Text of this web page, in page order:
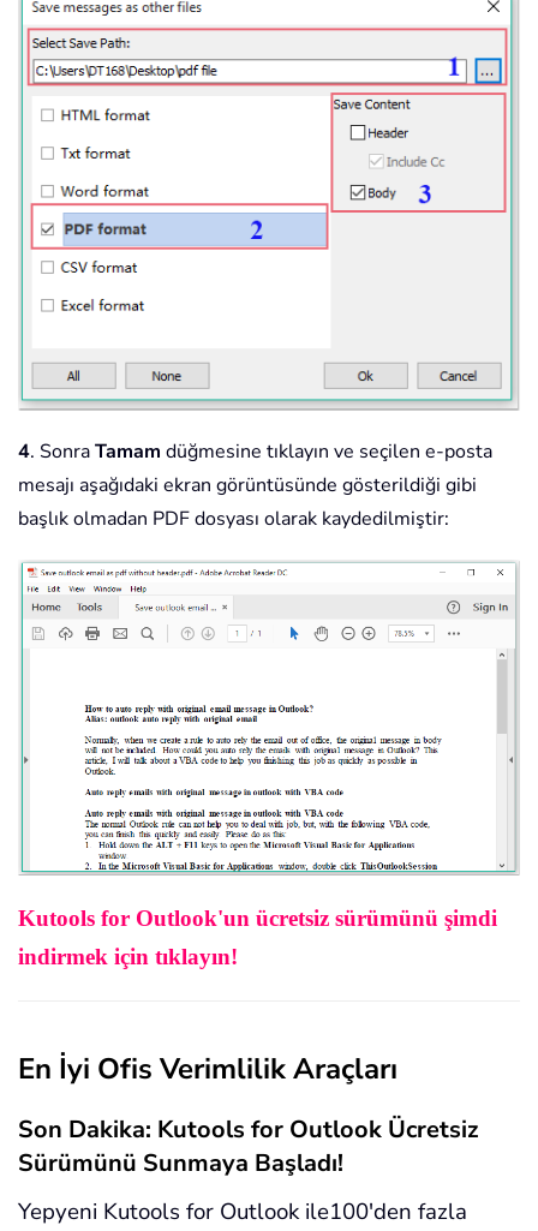
4. SonraTamam düğmesine tıklayın ve seçilen e-posta
mesajı aşağıdaki ekran görüntüsünde gösterildiği gibi
başlık olmadan PDF dosyası olarak kaydedilmiştir:
Kutools for Outlook'un ücretsiz sürümünü şimdi
indirmek için tıklayın!
En İyi Ofis Verimlilik Araçları
Son Dakika: Kutools for Outlook Ücretsiz
Sürümünü Sunmaya Başladı!
Yepyeni Kutools for Outlook ile100'den fazla